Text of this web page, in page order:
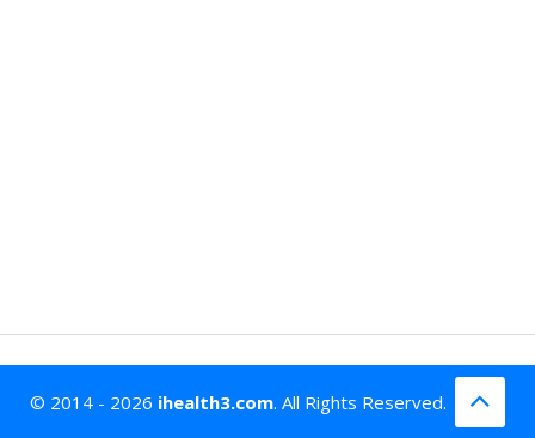
© 2014 - 2026 ihealth3.com. All Rights Reserved.